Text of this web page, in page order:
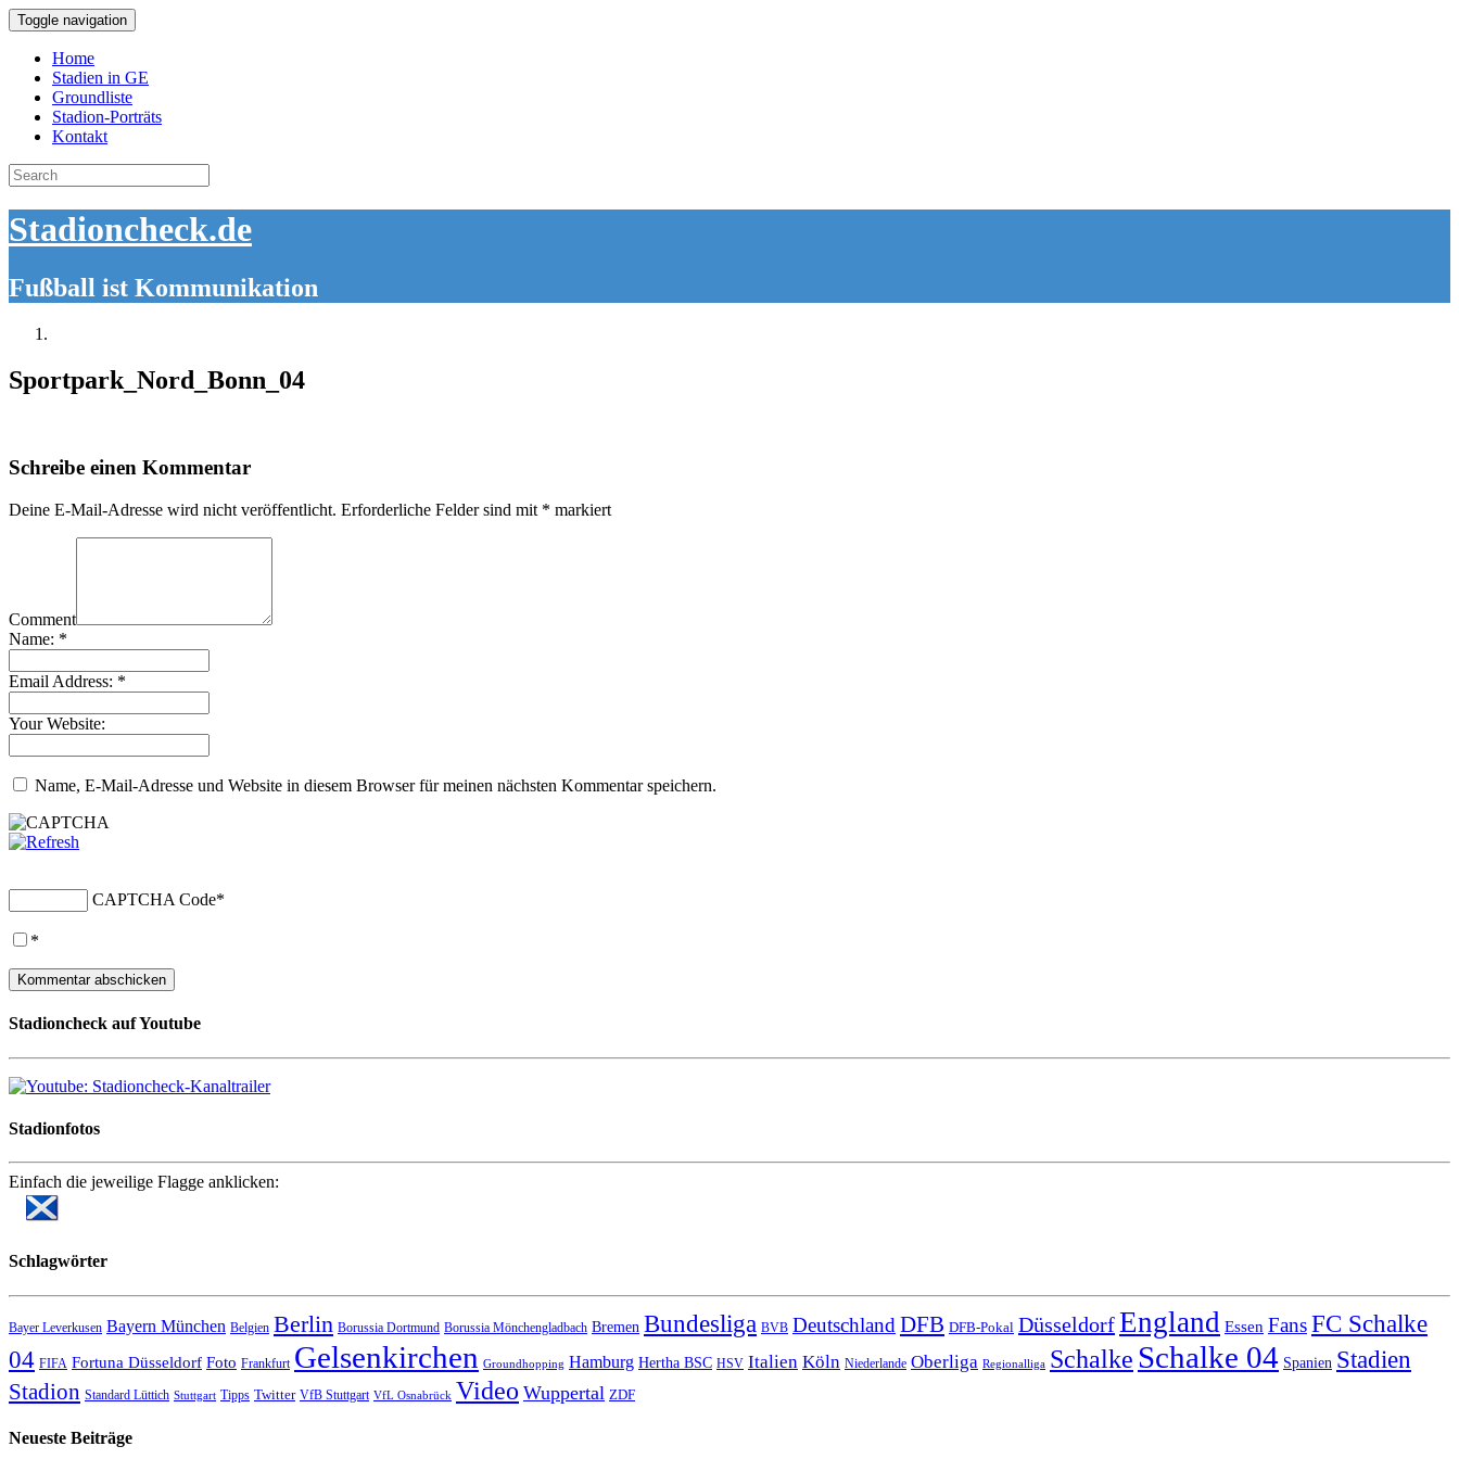
Toggle navigation
Home
Stadien in GE
Groundliste
Stadion-Porträts
Kontakt
Search
for:
Stadioncheck.de
Fußball ist Kommunikation
Sportpark_Nord_Bonn_04
Schreibe einen Kommentar
Deine E-Mail-Adresse wird nicht veröffentlicht. Erforderliche Felder sind mit * markiert
Comment
Name: *
Email Address: *
Your Website:
Name, E-Mail-Adresse und Website in diesem Browser für meinen nächsten Kommentar speichern.
CAPTCHA Code*
*
Stadioncheck auf Youtube
Stadionfotos
Einfach die jeweilige Flagge anklicken:
Schlagwörter
Bayer Leverkusen Bayern München Belgien Berlin Borussia Dortmund Borussia Mönchengladbach Bremen Bundesliga BVB Deutschland DFB DFB-Pokal DüsseldorfEngland Essen FansFC Schalke
04 FIFA Fortuna Düsseldorf Foto Frankfurt Gelsenkirchen Groundhopping Hamburg Hertha BSC HSV Italien Köln Niederlande Oberliga Regionalliga Schalke Schalke 04 Spanien Stadien
Stadion Standard Lüttich Stuttgart Tipps Twitter VfB Stuttgart VfL Osnabrück Video Wuppertal ZDF
Neueste Beiträge